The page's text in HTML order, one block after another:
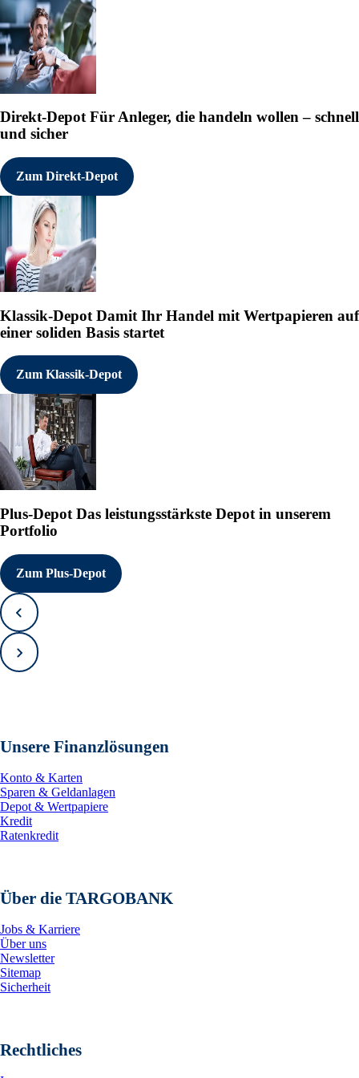
Direkt-DepotFür Anleger, die handeln wollen – schnell
und sicher
Zum Direkt-Depot
Klassik-Depot Damit Ihr Handel mit Wertpapieren auf
einer soliden Basis startet
Zum Klassik-Depot
Plus-Depot Das leistungsstärkste Depot in unserem
Portfolio
Zum Plus-Depot
Zurück
Vorwärts
Unsere Finanzlösungen
Konto & Karten
Sparen & Geldanlagen
Depot & Wertpapiere
Kredit
Ratenkredit
Über die TARGOBANK
Jobs & Karriere
Über uns
Newsletter
Sitemap
Sicherheit
Rechtliches